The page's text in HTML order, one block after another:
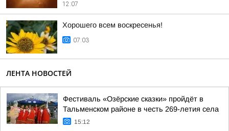
12:07
Хорошего всем воскресенья!
07:03
ЛЕНТА НОВОСТЕЙ
Фестиваль «Озёрские сказки» пройдёт в
Тальменском районе в честь 269-летия села
15:12